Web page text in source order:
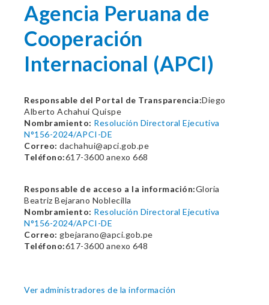
Agencia Peruana de
Cooperación
Internacional (APCI)
Responsable del Portal de Transparencia:Diego
Alberto Achahui Quispe
Nombramiento: Resolución Directoral Ejecutiva
N°156-2024/APCI-DE
Correo: dachahui@apci.gob.pe
Teléfono:617-3600 anexo 668
Responsable de acceso a la información:Gloria
Beatriz Bejarano Noblecilla
Nombramiento: Resolución Directoral Ejecutiva
N°156-2024/APCI-DE
Correo: gbejarano@apci.gob.pe
Teléfono:617-3600 anexo 648
Ver administradores de la información